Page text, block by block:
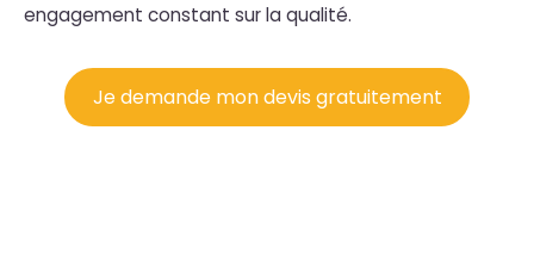
engagement constant sur la qualité.
Je demande mon devis gratuitement